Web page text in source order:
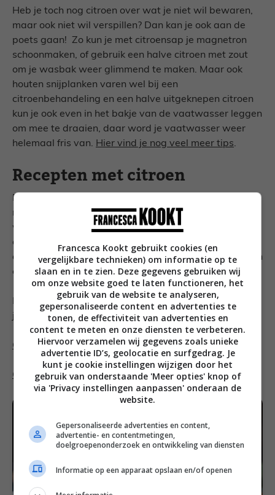
Heb je toch nog citroen over wat je niet wil bewaren,
maar ook niet wil verspillen? Dan kan je ook aan de
poets gaan! Zo kun je met citroensap je magnetron
schoonmaken, of gebruik een halve citroen met zout
om je wasbak weer glimmend te maken. Maar ook
houten snijplanken varen wel bij een
citroenbehandeling en een halve uitgeknepen citroen
kun je ook even in het bakje van de vaatwasser leggen
om mee te draaien, daar word je vaatwasser weer
helemaal fris van. Hier vind je nog veel meer tips.
Recepten met citroen
De beste manier om geen citroenen te verspillen is
natuurlijk om er niet te veel te kopen. Oftewel: koop
wat je nodig hebt en kook er daarna mee. Maar als
dat nou een keer niet lukt (en mij lukt het ook niet
altijd), dan helpen de tips hierboven om nooit meer een
citroen weg te gooien.
En natuurlijk heb ik ook nog wat lekkere recepten voor
je!
Gremolata met citroen en peterselie
Citroen-mascarponemousse met een haverkrokantje
Francesca Kookt gebruikt cookies (en
vergelijkbare technieken) om informatie op te
slaan en in te zien. Deze gegevens gebruiken wij
om onze website goed te laten functioneren, het
gebruik van de website te analyseren,
gepersonaliseerde content en advertenties te
tonen, de effectiviteit van advertenties en
content te meten en onze diensten te verbeteren.
Hiervoor verzamelen wij gegevens zoals unieke
advertentie ID’s, geolocatie en surfgedrag. Je
kunt je cookie instellingen wijzigen door het
gebruik van onderstaande 'Meer opties' knop of
via 'Privacy instellingen aanpassen' onderaan de
website.
Gepersonaliseerde advertenties en content,
advertentie- en contentmetingen,
doelgroepenonderzoek en ontwikkeling van diensten
Informatie op een apparaat opslaan en/of openen